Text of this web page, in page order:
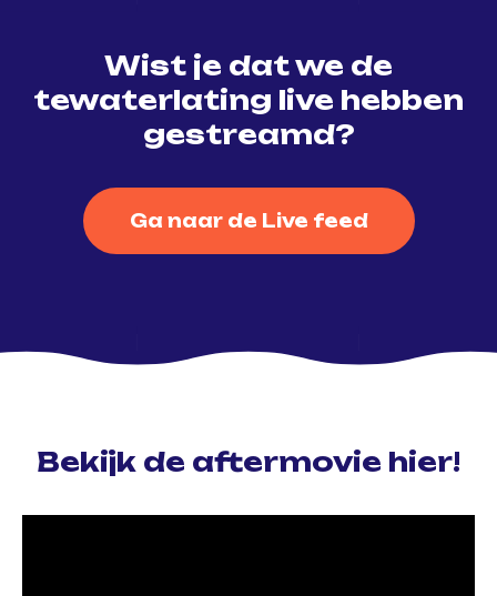
Wist je dat we de
tewaterlating live hebben
gestreamd?
Ga naar de Live feed
Bekijk de aftermovie hier!